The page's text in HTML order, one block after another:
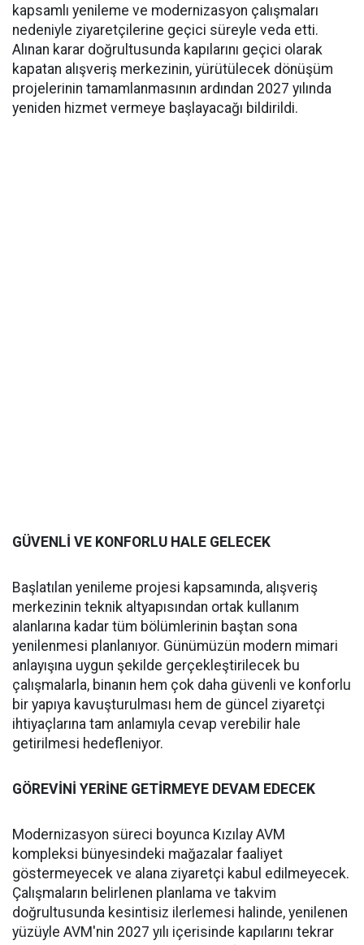
kapsamlı yenileme ve modernizasyon çalışmaları
nedeniyle ziyaretçilerine geçici süreyle veda etti.
Alınan karar doğrultusunda kapılarını geçici olarak
kapatan alışveriş merkezinin, yürütülecek dönüşüm
projelerinin tamamlanmasının ardından 2027 yılında
yeniden hizmet vermeye başlayacağı bildirildi.
GÜVENLİ VE KONFORLU HALE GELECEK
Başlatılan yenileme projesi kapsamında, alışveriş
merkezinin teknik altyapısından ortak kullanım
alanlarına kadar tüm bölümlerinin baştan sona
yenilenmesi planlanıyor. Günümüzün modern mimari
anlayışına uygun şekilde gerçekleştirilecek bu
çalışmalarla, binanın hem çok daha güvenli ve konforlu
bir yapıya kavuşturulması hem de güncel ziyaretçi
ihtiyaçlarına tam anlamıyla cevap verebilir hale
getirilmesi hedefleniyor.
GÖREVİNİ YERİNE GETİRMEYE DEVAM EDECEK
Modernizasyon süreci boyunca Kızılay AVM
kompleksi bünyesindeki mağazalar faaliyet
göstermeyecek ve alana ziyaretçi kabul edilmeyecek.
Çalışmaların belirlenen planlama ve takvim
doğrultusunda kesintisiz ilerlemesi halinde, yenilenen
yüzüyle AVM'nin 2027 yılı içerisinde kapılarını tekrar